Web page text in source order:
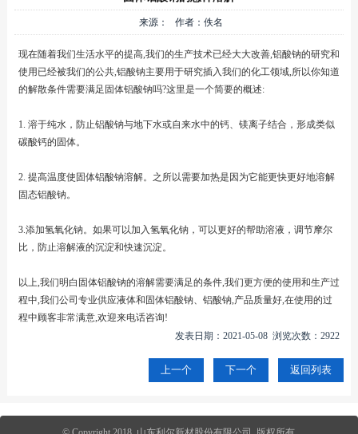
来源： 作者：佚名
现在随着我们生活水平的提高,我们的生产技术已经大大改善,铝酸钠的研究和
使用已经被我们的公共,铝酸钠主要用于研究插入我们的化工领域,所以你知道
的解散条件需要满足固体铝酸钠吗?这里是一个简要的概述:
1. 溶于纯水，防止铝酸钠与地下水或自来水中的钙、镁离子结合，形成类似
碳酸钙的固体。
2. 提高温度使固体铝酸钠溶解。之所以需要加热是因为它能更快更好地溶解
固态铝酸钠。
3.添加氢氧化钠。如果可以加入氢氧化钠，可以更好的帮助溶液，调节摩尔
比，防止溶解液的沉淀和快速沉淀。
以上,我们明白固体铝酸钠的溶解需要满足的条件,我们更方便的使用和生产过
程中,我们公司专业供应液体和固体铝酸钠、铝酸钠,产品质量好,在使用的过
程中顾客非常满意,欢迎来电话咨询!
发表日期：2021-05-08 浏览次数：2922
上一个 下一个 返回列表